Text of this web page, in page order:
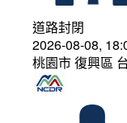
道路封閉
2026-08-08,
桃園市 復興區